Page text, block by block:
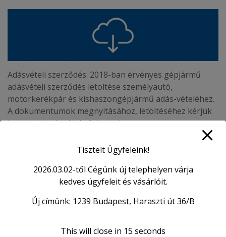
Adásvételi szerződés: 2018-ban érvényes gépjármű
adásvételi szerződés letöltése személyautó,
motorkerékpár és kishaszongépjármű adás-vételéhez.
A dokumentumok megnyitásához, letöltéséhez kérjük
kattintson a Letöltés feliratra!
kitölteni!)|Letöltés
Tisztelt Ügyfeleink!
2026.03.02-től Cégünk új telephelyen várja
kedves ügyfeleit és vásárlóit.
Új címünk: 1239 Budapest, Haraszti út 36/B
This will close in 15 seconds